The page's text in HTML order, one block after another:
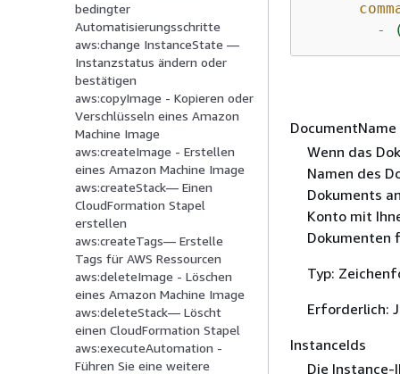
bedingter
Automatisierungsschritte
aws:change InstanceState —
Instanzstatus ändern oder
bestätigen
aws:copyImage - Kopieren oder
Verschlüsseln eines Amazon
Machine Image
aws:createImage - Erstellen
eines Amazon Machine Image
aws:createStack— Einen
CloudFormation Stapel
erstellen
aws:createTags— Erstelle
Tags für AWS Ressourcen
aws:deleteImage - Löschen
eines Amazon Machine Image
aws:deleteStack— Löscht
einen CloudFormation Stapel
aws:executeAutomation -
Führen Sie eine weitere
-
DocumentName
Wenn das
Namen des
Dokuments
Konto mit
Dokumenten
Typ:
Erforderlich:
InstanceIds
Die Instance-